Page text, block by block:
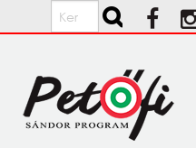
Ugrás a tartalomra
Keresés